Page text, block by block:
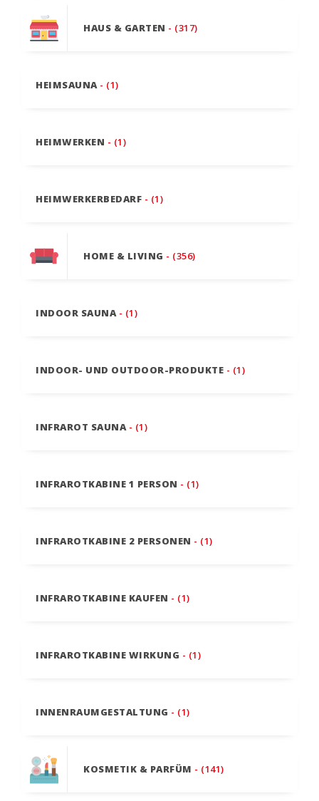
HAUS & GARTEN - (317)
HEIMSAUNA - (1)
HEIMWERKEN - (1)
HEIMWERKERBEDARF - (1)
HOME & LIVING - (356)
INDOOR SAUNA - (1)
INDOOR- UND OUTDOOR-PRODUKTE - (1)
INFRAROT SAUNA - (1)
INFRAROTKABINE 1 PERSON - (1)
INFRAROTKABINE 2 PERSONEN - (1)
INFRAROTKABINE KAUFEN - (1)
INFRAROTKABINE WIRKUNG - (1)
INNENRAUMGESTALTUNG - (1)
KOSMETIK & PARFÜM - (141)